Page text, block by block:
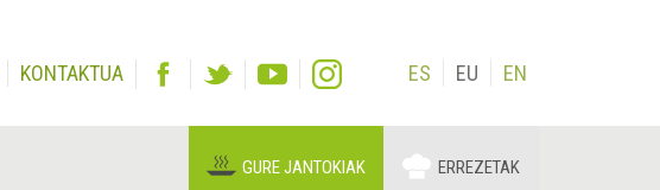
KONTAKTUA ES EU EN
GURE JANTOKIAK ERREZETAK